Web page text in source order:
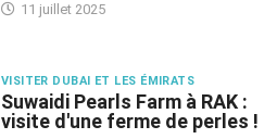
11 juillet 2025
VISITER DUBAI ET LES ÉMIRATS
Suwaidi Pearls Farm à RAK :
visite d'une ferme de perles !